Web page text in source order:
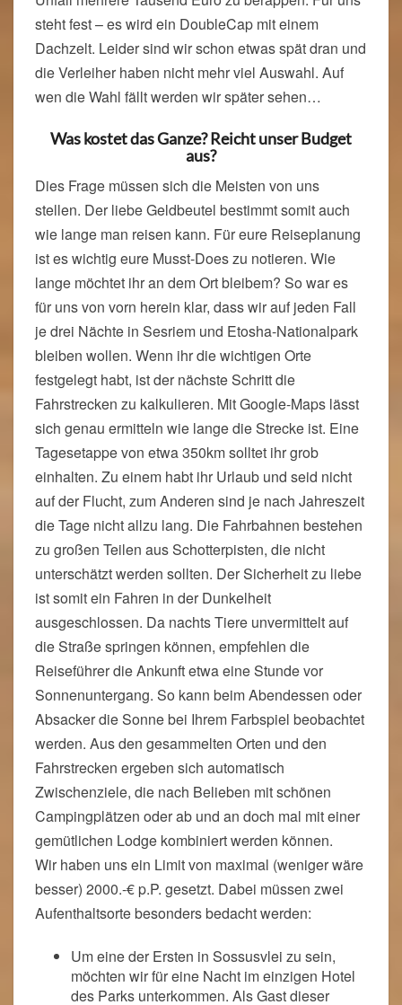
steht fest – es wird ein DoubleCap mit einem
Dachzelt. Leider sind wir schon etwas spät dran und
die Verleiher haben nicht mehr viel Auswahl. Auf
wen die Wahl fällt werden wir später sehen…
Was kostet das Ganze? Reicht unser Budget
aus?
Dies Frage müssen sich die Meisten von uns
stellen. Der liebe Geldbeutel bestimmt somit auch
wie lange man reisen kann. Für eure Reiseplanung
ist es wichtig eure Musst-Does zu notieren. Wie
lange möchtet ihr an dem Ort bleibem? So war es
für uns von vorn herein klar, dass wir auf jeden Fall
je drei Nächte in Sesriem und Etosha-Nationalpark
bleiben wollen. Wenn ihr die wichtigen Orte
festgelegt habt, ist der nächste Schritt die
Fahrstrecken zu kalkulieren. Mit Google-Maps lässt
sich genau ermitteln wie lange die Strecke ist. Eine
Tagesetappe von etwa 350km solltet ihr grob
einhalten. Zu einem habt ihr Urlaub und seid nicht
auf der Flucht, zum Anderen sind je nach Jahreszeit
die Tage nicht allzu lang. Die Fahrbahnen bestehen
zu großen Teilen aus Schotterpisten, die nicht
unterschätzt werden sollten. Der Sicherheit zu liebe
ist somit ein Fahren in der Dunkelheit
ausgeschlossen. Da nachts Tiere unvermittelt auf
die Straße springen können, empfehlen die
Reiseführer die Ankunft etwa eine Stunde vor
Sonnenuntergang. So kann beim Abendessen oder
Absacker die Sonne bei Ihrem Farbspiel beobachtet
werden. Aus den gesammelten Orten und den
Fahrstrecken ergeben sich automatisch
Zwischenziele, die nach Belieben mit schönen
Campingplätzen oder ab und an doch mal mit einer
gemütlichen Lodge kombiniert werden können.
Wir haben uns ein Limit von maximal (weniger wäre
besser) 2000.-€ p.P. gesetzt. Dabei müssen zwei
Aufenthaltsorte besonders bedacht werden:
Um eine der Ersten in Sossusvlei zu sein,
möchten wir für eine Nacht im einzigen Hotel
des Parks unterkommen. Als Gast dieser